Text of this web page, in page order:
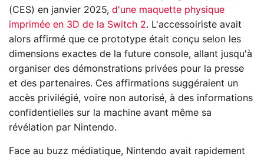
(CES) en janvier 2025, d'une maquette physique
imprimée en 3D de la Switch 2. L'accessoiriste avait
alors affirmé que ce prototype était conçu selon les
dimensions exactes de la future console, allant jusqu'à
organiser des démonstrations privées pour la presse
et des partenaires. Ces affirmations suggéraient un
accès privilégié, voire non autorisé, à des informations
confidentielles sur la machine avant même sa
révélation par Nintendo.
Face au buzz médiatique, Nintendo avait rapidement